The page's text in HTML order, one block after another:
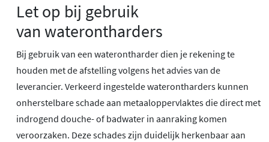
Let op bij gebruik
van waterontharders
Bij gebruik van een waterontharder dien je rekening te
houden met de afstelling volgens het advies van de
leverancier. Verkeerd ingestelde waterontharders kunnen
onherstelbare schade aan metaaloppervlaktes die direct met
indrogend douche- of badwater in aanraking komen
veroorzaken. Deze schades zijn duidelijk herkenbaar aan